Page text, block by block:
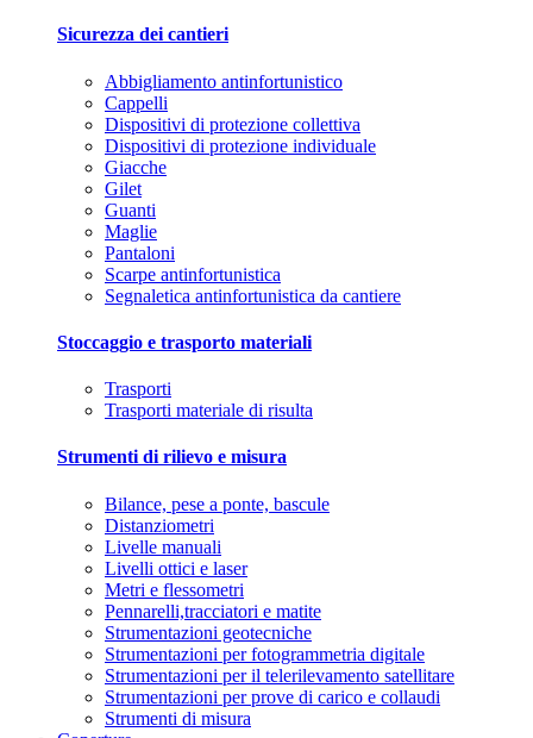
Sicurezza dei cantieri
Abbigliamento antinfortunistico
Cappelli
Dispositivi di protezione collettiva
Dispositivi di protezione individuale
Giacche
Gilet
Guanti
Maglie
Pantaloni
Scarpe antinfortunistica
Segnaletica antinfortunistica da cantiere
Stoccaggio e trasporto materiali
Trasporti
Trasporti materiale di risulta
Strumenti di rilievo e misura
Bilance, pese a ponte, bascule
Distanziometri
Livelle manuali
Livelli ottici e laser
Metri e flessometri
Pennarelli,tracciatori e matite
Strumentazioni geotecniche
Strumentazioni per fotogrammetria digitale
Strumentazioni per il telerilevamento satellitare
Strumentazioni per prove di carico e collaudi
Strumenti di misura